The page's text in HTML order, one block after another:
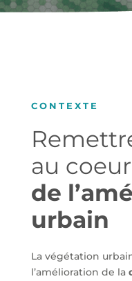
CONTEXTE
au coeur
de
urbain
La végétation
l’amélioration de la